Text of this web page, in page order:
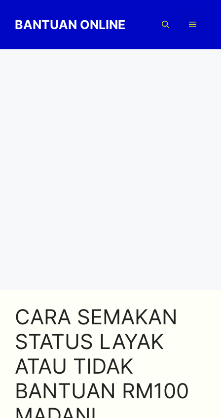
contentBANTUAN ONLINE Menu
CARA SEMAKAN
STATUS LAYAK
ATAU TIDAK
BANTUAN RM100